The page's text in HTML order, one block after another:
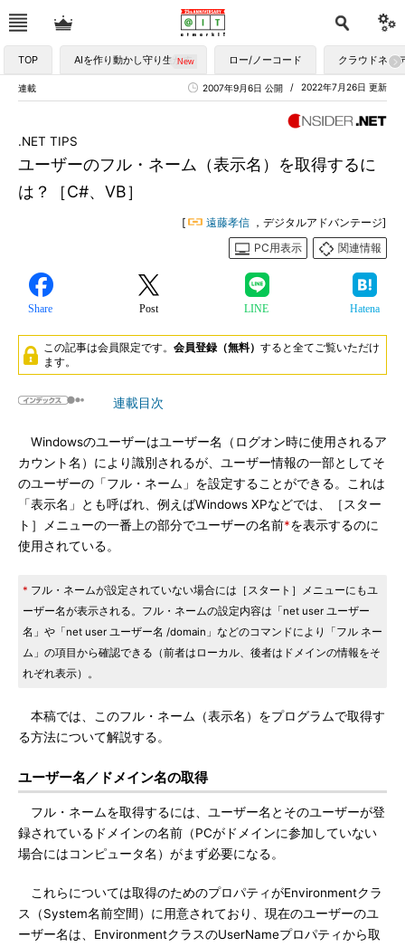
TOP AIを作り動かし守り生かす ロー/ノーコード クラウドネイ
連載 2022年7月26日 更新
2007年9月6日 公開
ユーザーのフル・ネーム（表示名）を取得するに
は？［C#、VB］
.NET TIPS
[ 遠藤孝信 ，デジタルアドバンテージ]
PC用表示
関連情報
Share Post LINE Hatena
この記事は会員限定です。 会員登録（無料） すると全てご覧いただけ
ます。
連載目次
Windowsのユーザーはユーザー名（ログオン時に使用されるア
カウント名）により識別されるが、ユーザー情報の一部としてそ
のユーザーの「フル・ネーム」を設定することができる。これは
「表示名」とも呼ばれ、例えばWindows XPなどでは、［スター
ト］メニューの一番上の部分でユーザーの名前*を表示するのに
使用されている。
* フル・ネームが設定されていない場合には［スタート］メニューにもユ
ーザー名が表示される。フル・ネームの設定内容は「net user ユーザー
名」や「net user ユーザー名 /domain」などのコマンドにより「フル ネー
ム」の項目から確認できる（前者はローカル、後者はドメインの情報をそ
れぞれ表示）。
本稿では、このフル・ネーム（表示名）をプログラムで取得す
る方法について解説する。
ユーザー名／ドメイン名の取得
フル・ネームを取得するには、ユーザー名とそのユーザーが登
録されているドメインの名前（PCがドメインに参加していない
場合にはコンピュータ名）がまず必要になる。
これらについては取得のためのプロパティがEnvironmentクラ
ス（System名前空間）に用意されており、現在のユーザーのユ
ーザー名は、EnvironmentクラスのUserNameプロパティから取